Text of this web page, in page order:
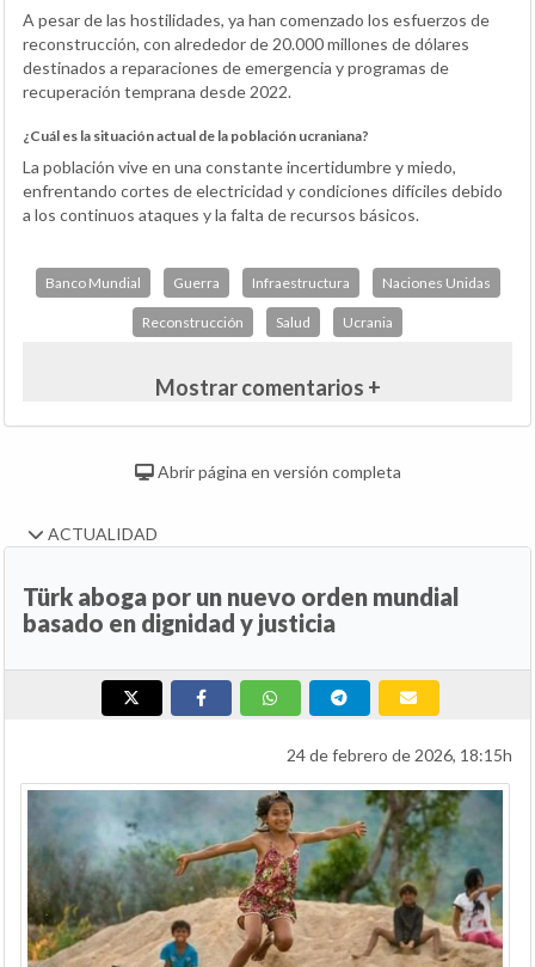
A pesar de las hostilidades, ya han comenzado los esfuerzos de
reconstrucción, con alrededor de 20.000 millones de dólares
destinados a reparaciones de emergencia y programas de
recuperación temprana desde 2022.
¿Cuál es la situación actual de la población ucraniana?
La población vive en una constante incertidumbre y miedo,
enfrentando cortes de electricidad y condiciones difíciles debido
a los continuos ataques y la falta de recursos básicos.
Banco Mundial Guerra Infraestructura Naciones Unidas
Reconstrucción Salud Ucrania
Mostrar comentarios +
Abrir página en versión completa
ACTUALIDAD
Türk aboga por un nuevo orden mundial
basado en dignidad y justicia
24 de febrero de 2026, 18:15h